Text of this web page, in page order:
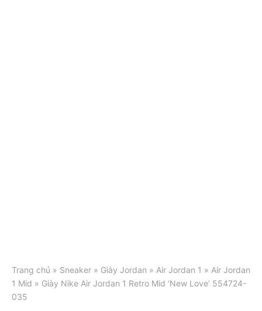
Trang chủ » Sneaker » Giày Jordan » Air Jordan 1 » Air Jordan
1 Mid » Giày Nike Air Jordan 1 Retro Mid ‘New Love’ 554724-
035